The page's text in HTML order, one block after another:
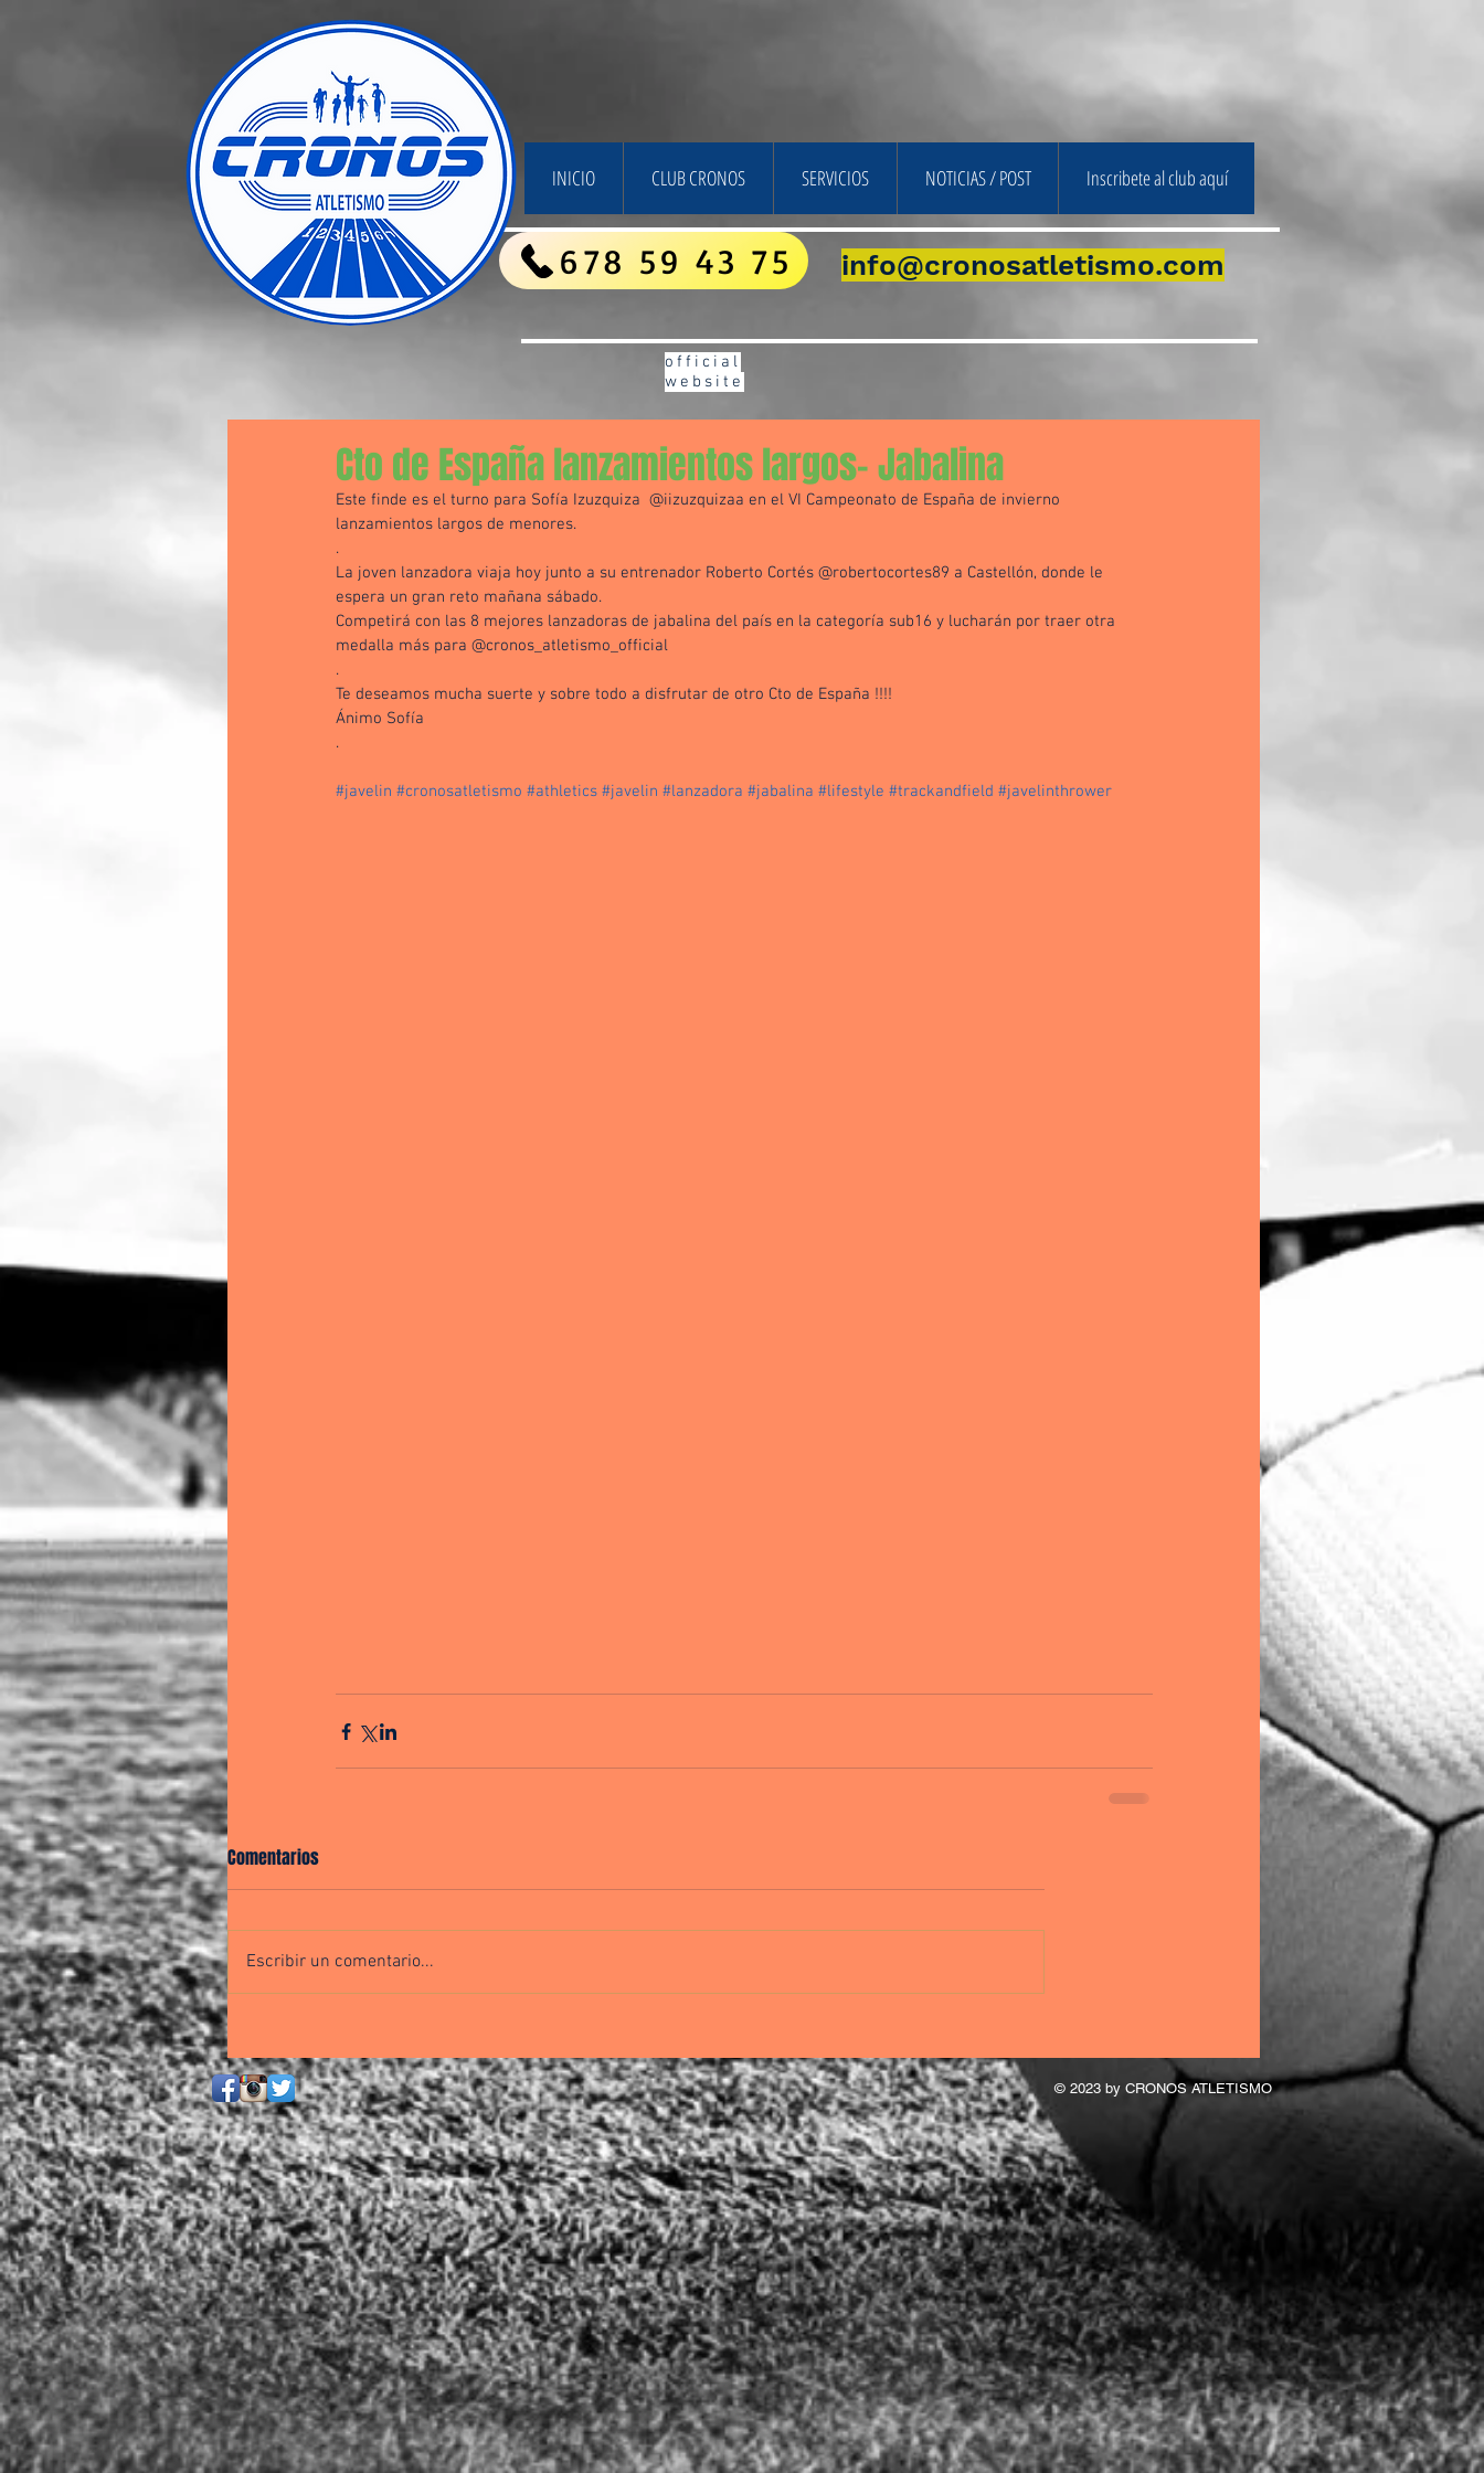
INICIO CLUB CRONOS SERVICIOS NOTICIAS / POST Inscribete al club aquí
info@cronosatletismo.com
678 59 43 75
official
website
Cto de España lanzamientos largos- Jabalina
Este finde es el turno para Sofía Izuzquiza  @iizuzquizaa en el VI Campeonato de España de invierno
lanzamientos largos de menores.
.
La joven lanzadora viaja hoy junto a su entrenador Roberto Cortés @robertocortes89 a Castellón, donde le
espera un gran reto mañana sábado.
Competirá con las 8 mejores lanzadoras de jabalina del país en la categoría sub16 y lucharán por traer otra
medalla más para @cronos_atletismo_official
.
Te deseamos mucha suerte y sobre todo a disfrutar de otro Cto de España !!!!
Ánimo Sofía
.
#javelin #cronosatletismo #athletics #javelin #lanzadora #jabalina #lifestyle #trackandfield #javelinthrower
Comentarios
Escribir un comentario...
© 2023 by CRONOS ATLETISMO